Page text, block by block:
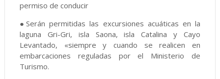
permiso de conducir
●Serán permitidas las excursiones acuáticas en la
laguna Gri-Gri, isla Saona, isla Catalina y Cayo
Levantado, «siempre y cuando se realicen en
embarcaciones reguladas por el Ministerio de
Turismo.